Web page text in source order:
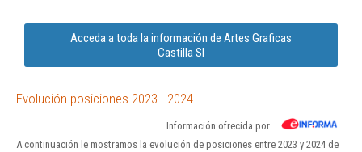
Acceda a toda la información de Artes Graficas
Castilla Sl
Evolución posiciones 2023 - 2024
Información ofrecida por
A continuación le mostramos la evolución de posiciones entre 2023 y 2024 de